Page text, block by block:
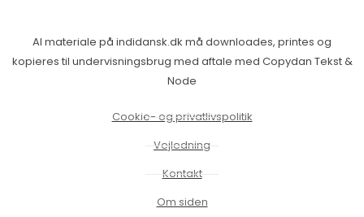
Al materiale på indidansk.dk må downloades, printes og
kopieres til undervisningsbrug med aftale med Copydan Tekst &
Node
Cookie- og privatlivspolitik
Vejledning
Kontakt
Om siden